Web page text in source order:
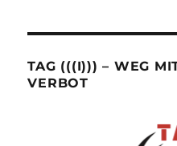
TAG (((I))) – WEG
VERBOT